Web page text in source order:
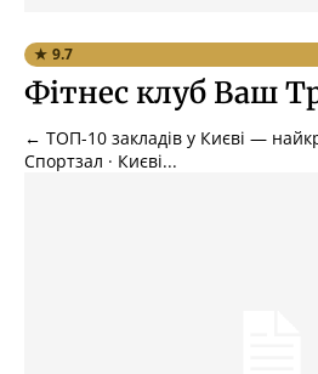
★ 9.7
Фітнес клуб Ваш
← ТОП-10 закладів у Києві —
Спортзал · Києві...